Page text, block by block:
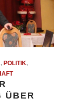
, POLITIK,
ÜBER